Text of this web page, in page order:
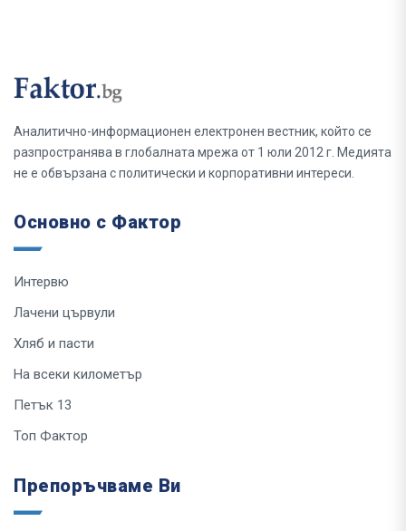
Аналитично-информационен електронен вестник, който се
разпространява в глобалната мрежа от 1 юли 2012 г. Медията
не е обвързана с политически и корпоративни интереси.
Основно с Фактор
Интервю
Лачени цървули
Хляб и пасти
На всеки километър
Петък 13
Топ Фактор
Препоръчваме Ви